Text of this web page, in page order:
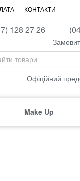
КОНТАКТИ
128 27 26
Офіційний
Make Up